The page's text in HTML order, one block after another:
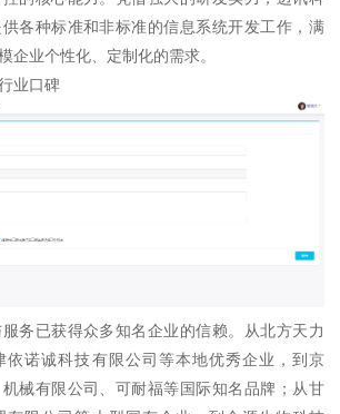
各种标准和非标准的信息系统开发工作，满
企业个性化、定制化的需求。
业口碑
务已获得众多知名企业的信赖。从北方天力
依诺诚科技有限公司等本地优秀企业，到京
械有限公司、可耐福等国际知名品牌；从甘